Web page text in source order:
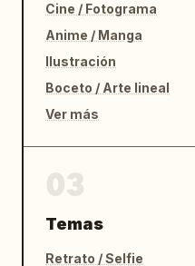
Cine / Fotograma
Anime / Manga
Ilustración
Boceto / Arte lineal
Ver más
Temas
Retrato / Selfie